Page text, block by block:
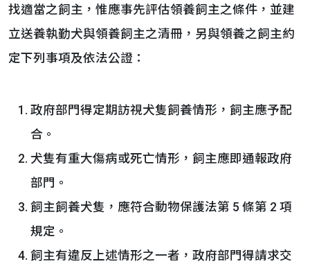
找適當之飼主，惟應事先評估領養飼主之條件，並建
立送養執勤犬與領養飼主之清冊，另與領養之飼主約
定下列事項及依法公證：
政府部門得定期訪視犬隻飼養情形，飼主應予配
合。
犬隻有重大傷病或死亡情形，飼主應即通報政府
部門。
飼主飼養犬隻，應符合動物保護法第 5 條第 2 項
規定。
飼主有違反上述情形之一者，政府部門得請求交